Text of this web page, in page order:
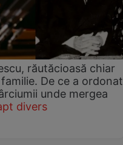
răutăcioasă chiar
De ce a ordonat
unde mergea
divers